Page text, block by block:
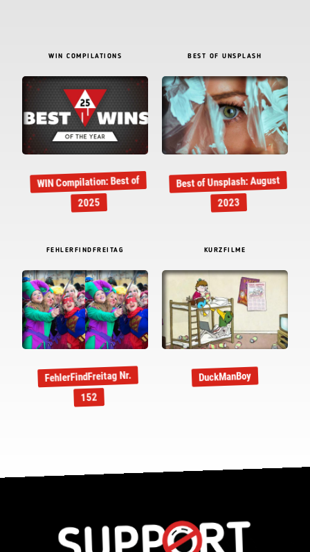
WIN COMPILATIONS
WIN Compilation: Best of
2025
BEST OF UNSPLASH
Best of Unsplash: August
2023
FEHLERFINDFREITAG
FehlerFindFreitag Nr.
152
KURZFILME
DuckManBoy